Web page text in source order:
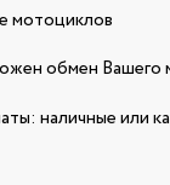
мотоциклов
обмен Вашего
наличные или